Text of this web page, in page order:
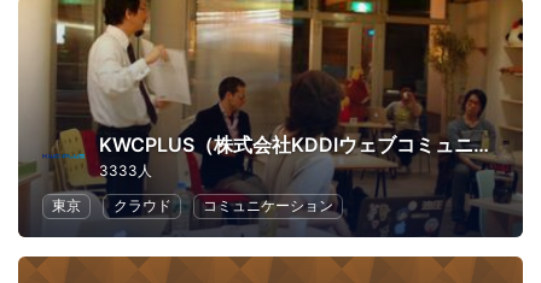
KWCPLUS（株式会社KDDIウェブコミュニケーションズ）
3333人
東京
クラウド コミュニケーション